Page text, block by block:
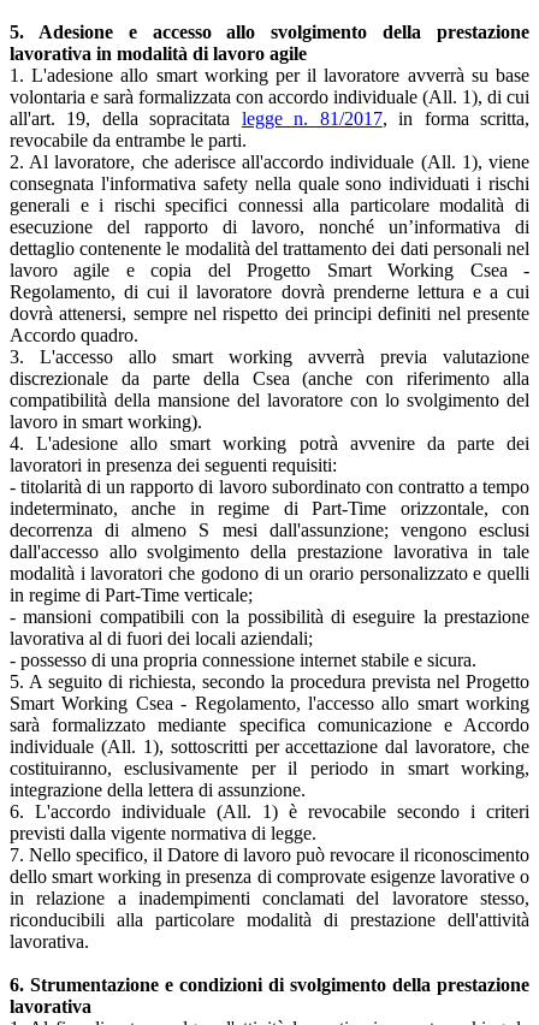
5. Adesione e accesso allo svolgimento della prestazione
lavorativa in modalità di lavoro agile
1. L'adesione allo smart working per il lavoratore avverrà su base
volontaria e sarà formalizzata con accordo individuale (All. 1), di cui
all'art. 19, della sopracitata legge n. 81/2017, in forma scritta,
revocabile da entrambe le parti.
2. Al lavoratore, che aderisce all'accordo individuale (All. 1), viene
consegnata l'informativa safety nella quale sono individuati i rischi
generali e i rischi specifici connessi alla particolare modalità di
esecuzione del rapporto di lavoro, nonché un’informativa di
dettaglio contenente le modalità del trattamento dei dati personali nel
lavoro agile e copia del Progetto Smart Working Csea -
Regolamento, di cui il lavoratore dovrà prenderne lettura e a cui
dovrà attenersi, sempre nel rispetto dei principi definiti nel presente
Accordo quadro.
3. L'accesso allo smart working avverrà previa valutazione
discrezionale da parte della Csea (anche con riferimento alla
compatibilità della mansione del lavoratore con lo svolgimento del
lavoro in smart working).
4. L'adesione allo smart working potrà avvenire da parte dei
lavoratori in presenza dei seguenti requisiti:
- titolarità di un rapporto di lavoro subordinato con contratto a tempo
indeterminato, anche in regime di Part-Time orizzontale, con
decorrenza di almeno S mesi dall'assunzione; vengono esclusi
dall'accesso allo svolgimento della prestazione lavorativa in tale
modalità i lavoratori che godono di un orario personalizzato e quelli
in regime di Part-Time verticale;
- mansioni compatibili con la possibilità di eseguire la prestazione
lavorativa al di fuori dei locali aziendali;
- possesso di una propria connessione internet stabile e sicura.
5. A seguito di richiesta, secondo la procedura prevista nel Progetto
Smart Working Csea - Regolamento, l'accesso allo smart working
sarà formalizzato mediante specifica comunicazione e Accordo
individuale (All. 1), sottoscritti per accettazione dal lavoratore, che
costituiranno, esclusivamente per il periodo in smart working,
integrazione della lettera di assunzione.
6. L'accordo individuale (All. 1) è revocabile secondo i criteri
previsti dalla vigente normativa di legge.
7. Nello specifico, il Datore di lavoro può revocare il riconoscimento
dello smart working in presenza di comprovate esigenze lavorative o
in relazione a inadempimenti conclamati del lavoratore stesso,
riconducibili alla particolare modalità di prestazione dell'attività
lavorativa.
6. Strumentazione e condizioni di svolgimento della prestazione
lavorativa